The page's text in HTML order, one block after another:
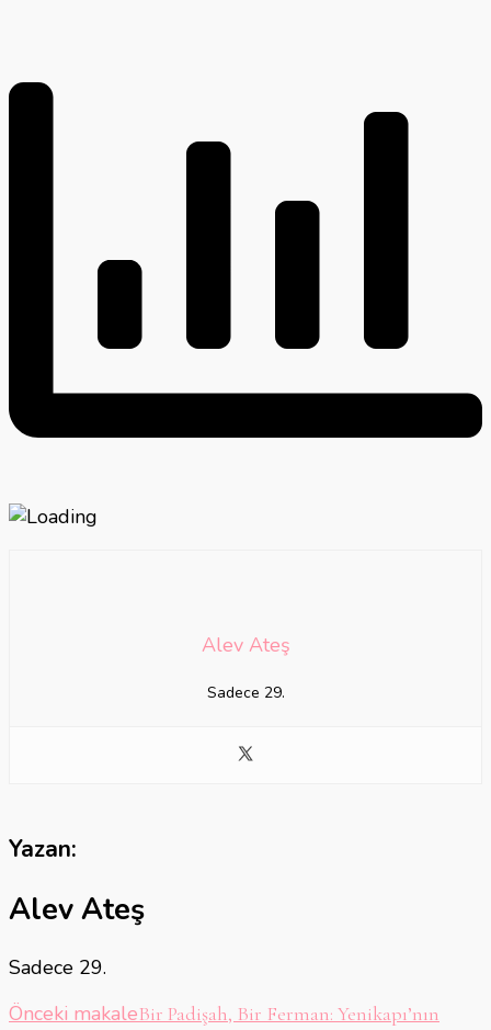
Alev Ateş
Sadece 29.
Yazan:
Alev Ateş
Sadece 29.
Yazı
Önceki makaleBir Padişah, Bir Ferman: Yenikapı’nın